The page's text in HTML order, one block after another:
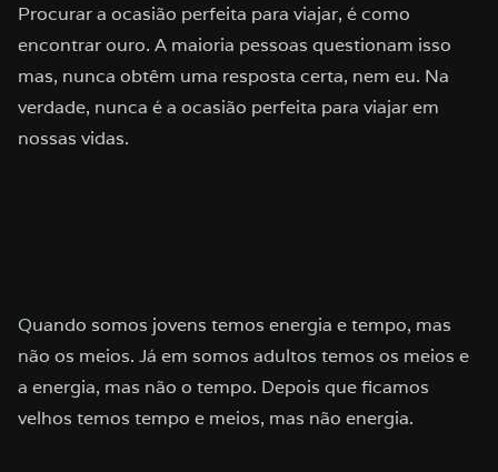
Procurar a ocasião perfeita para viajar, é como
encontrar ouro. A maioria pessoas questionam isso
mas, nunca obtêm uma resposta certa, nem eu. Na
verdade, nunca é a ocasião perfeita para viajar em
nossas vidas.
Quando somos jovens temos energia e tempo, mas
não os meios. Já em somos adultos temos os meios e
a energia, mas não o tempo. Depois que ficamos
velhos temos tempo e meios, mas não energia.